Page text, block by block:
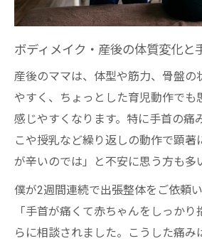
ボディメイク・産後の体質変化と
産後のママは、体型や筋力、骨盤の
やすく、ちょっとした育児動作でも
感じやすくなります。特に手首の痛
こや授乳など繰り返しの動作で顕著
が辛いのでは」と不安に思う方も多
僕が2週間連続で出張整体をご依頼
「手首が痛くて赤ちゃんをしっか
らに相談されました。こうした痛み